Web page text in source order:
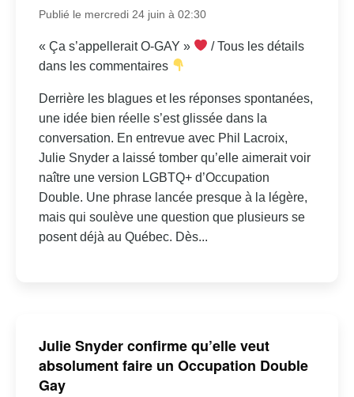
Publié le mercredi 24 juin à 02:30
« Ça s’appellerait O-GAY »
/ Tous les détails
dans les commentaires
Derrière les blagues et les réponses spontanées,
une idée bien réelle s’est glissée dans la
conversation. En entrevue avec Phil Lacroix,
Julie Snyder a laissé tomber qu’elle aimerait voir
naître une version LGBTQ+ d’Occupation
Double. Une phrase lancée presque à la légère,
mais qui soulève une question que plusieurs se
posent déjà au Québec. Dès...
Julie Snyder confirme qu’elle veut
absolument faire un Occupation Double
Gay